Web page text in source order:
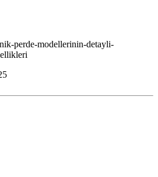
perde-modellerinin-detayli-